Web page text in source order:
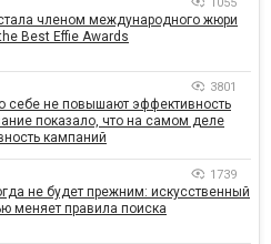
1055
членом международного жюри
Best Effie Awards
3801
себе не повышают эффективность
показало, что на самом деле
кампаний
1739
не будет прежним: искусственный
меняет правила поиска